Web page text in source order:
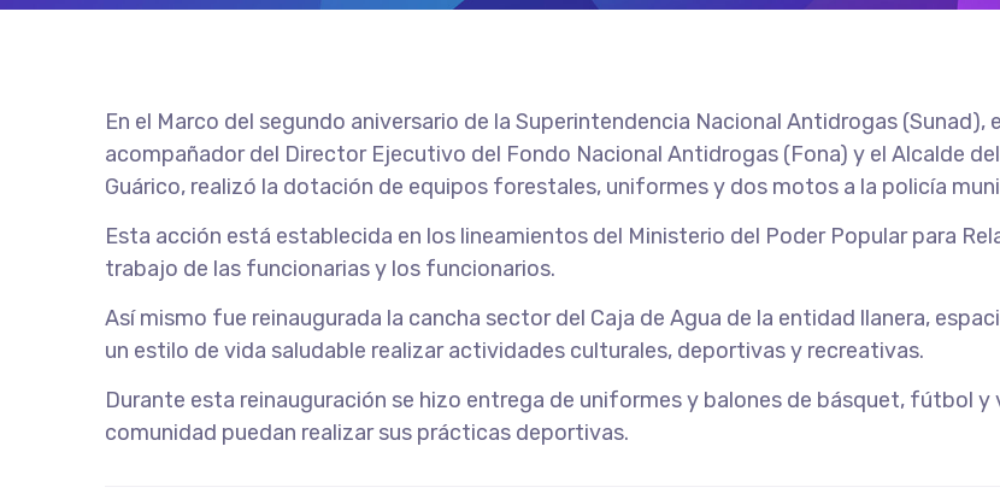
En el Marco del segundo aniversario de la Superintendencia Nacional Antidrogas
acompañador del Director Ejecutivo del Fondo Nacional Antidrogas (Fona) y el Alcalde
Guárico, realizó la dotación de equipos forestales, uniformes y dos motos a la policía
Esta acción está establecida en los lineamientos del Ministerio del Poder Popular para
trabajo de las funcionarias y los funcionarios.
Así mismo fue reinaugurada la cancha sector del Caja de Agua de la entidad llanera,
un estilo de vida saludable realizar actividades culturales, deportivas y recreativas.
Durante esta reinauguración se hizo entrega de uniformes y balones de básquet, fútbol
comunidad puedan realizar sus prácticas deportivas.